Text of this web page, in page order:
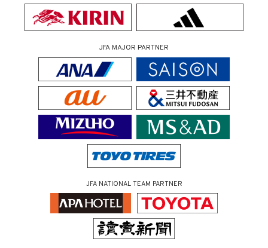
JFA MAJOR PARTNER
JFA NATIONAL TEAM PARTNER